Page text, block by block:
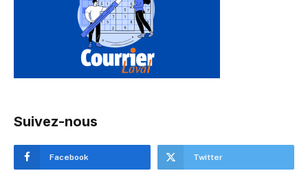
Suivez-nous
Facebook Twitter